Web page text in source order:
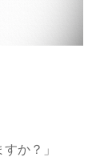
か？」